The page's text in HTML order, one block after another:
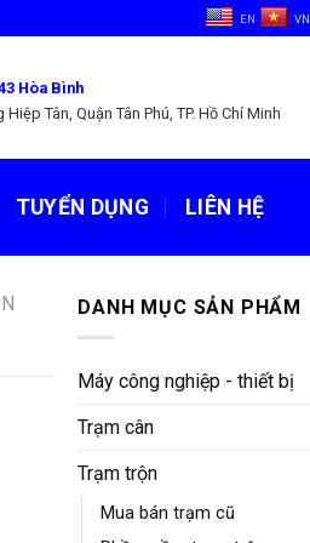
EN VN
Hòa Bình
Hiệp Tân, Quận Tân Phú, TP. Hồ Chí Minh
TUYỂN DỤNG LIÊN HỆ
DANH MỤC SẢN PHẨM
Máy công nghiệp - thiết bị
Trạm cân
Trạm trộn
Mua bán trạm cũ